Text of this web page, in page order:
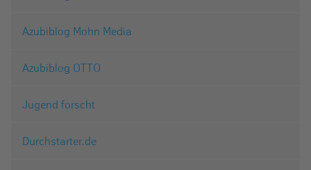
Azubiblog Mohn Media
Azubiblog OTTO
Jugend forscht
Durchstarter.de